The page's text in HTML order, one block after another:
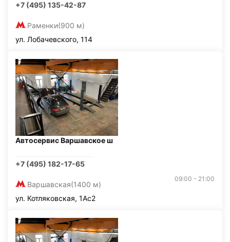
+7 (495) 135-42-87
Раменки(900 м)
ул. Лобачевского, 114
Автосервис Варшавское ш
+7 (495) 182-17-65
Варшавская(1400 м)
09:00 - 21:00
ул. Котляковская, 1Ас2